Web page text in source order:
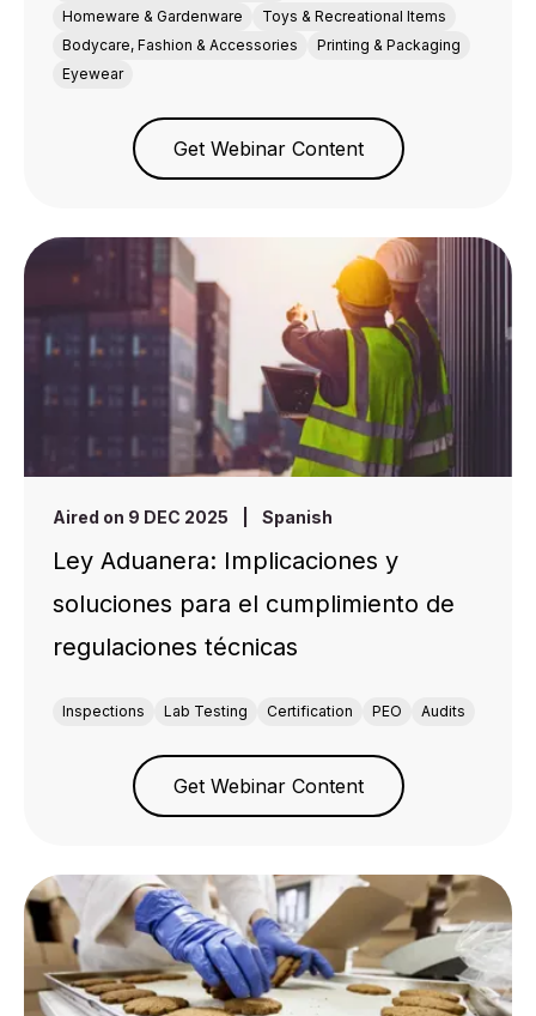
Homeware & Gardenware
Toys & Recreational Items
Bodycare, Fashion & Accessories
Printing & Packaging
Eyewear
Get Webinar Content
Aired on 9 DEC 2025 Spanish
Ley Aduanera: Implicaciones y
soluciones para el cumplimiento de
regulaciones técnicas
Inspections Lab Testing Certification PEO Audits
Get Webinar Content